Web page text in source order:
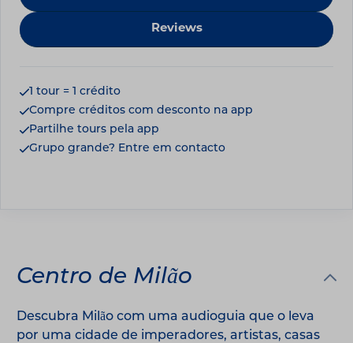
Reviews
1 tour = 1 crédito
Compre créditos com desconto na app
Partilhe tours pela app
Grupo grande? Entre em contacto
Centro de Milão
Descubra Milão com uma audioguia que o leva
por uma cidade de imperadores, artistas, casas